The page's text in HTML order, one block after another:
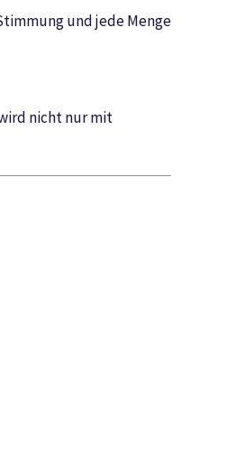
und jede Menge
nicht nur mit